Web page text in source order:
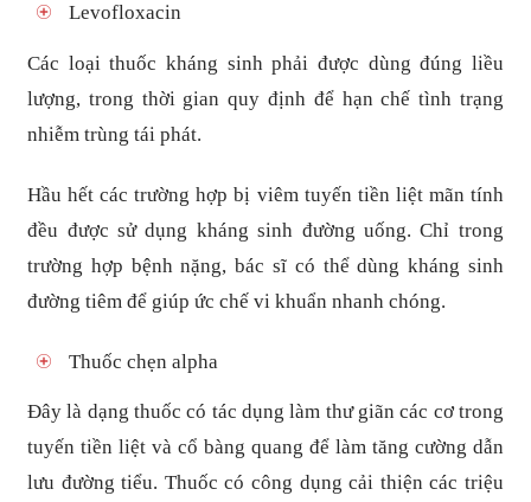
Levofloxacin
Các loại thuốc kháng sinh phải được dùng đúng liều
lượng, trong thời gian quy định để hạn chế tình trạng
nhiễm trùng tái phát.
Hầu hết các trường hợp bị viêm tuyến tiền liệt mãn tính
đều được sử dụng kháng sinh đường uống. Chỉ trong
trường hợp bệnh nặng, bác sĩ có thể dùng kháng sinh
đường tiêm để giúp ức chế vi khuẩn nhanh chóng.
Thuốc chẹn alpha
Đây là dạng thuốc có tác dụng làm thư giãn các cơ trong
tuyến tiền liệt và cổ bàng quang để làm tăng cường dẫn
lưu đường tiểu. Thuốc có công dụng cải thiện các triệu